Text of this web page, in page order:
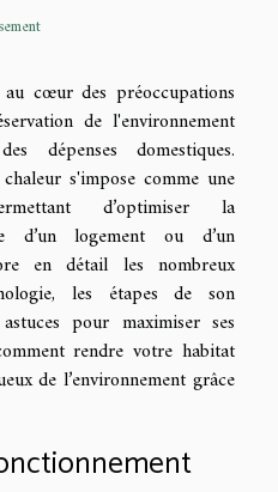
cœur des préoccupations
de l'environnement
dépenses domestiques.
s'impose comme une
d’optimiser la
d’un logement ou d’un
en détail les nombreux
les étapes de son
pour maximiser ses
rendre votre habitat
de l’environnement grâce